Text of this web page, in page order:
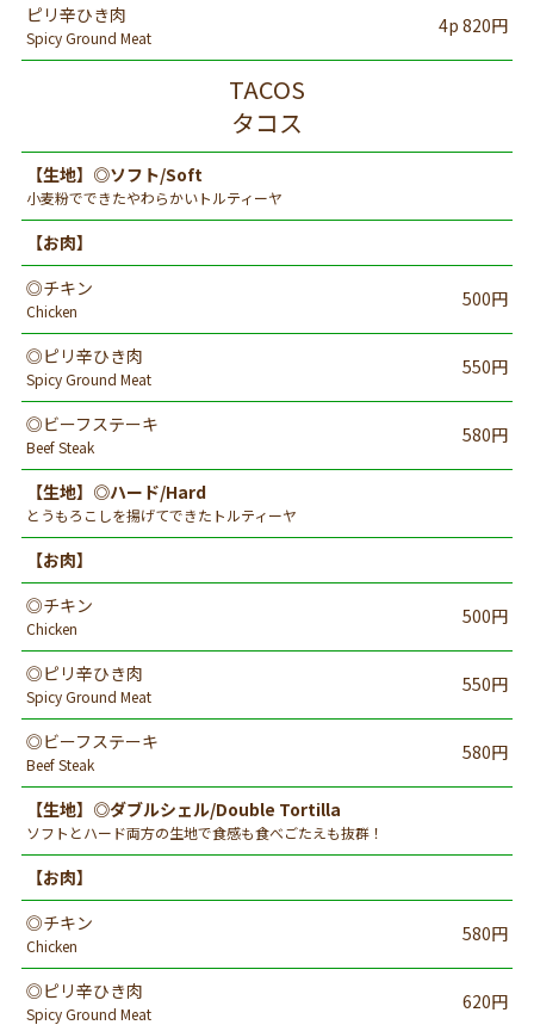
ピリ辛ひき肉
Spicy Ground Meat
4p 820円
TACOS
タコス
【生地】◎ソフト/Soft
小麦粉でできたやわらかいトルティーヤ
【お肉】
◎チキン
Chicken
500円
◎ピリ辛ひき肉
Spicy Ground Meat
550円
◎ビーフステーキ
Beef Steak
580円
【生地】◎ハード/Hard
とうもろこしを揚げてできたトルティーヤ
【お肉】
◎チキン
Chicken
500円
◎ピリ辛ひき肉
Spicy Ground Meat
550円
◎ビーフステーキ
Beef Steak
580円
【生地】◎ダブルシェル/Double Tortilla
ソフトとハード両方の生地で食感も食べごたえも抜群！
【お肉】
◎チキン
Chicken
580円
◎ピリ辛ひき肉
Spicy Ground Meat
620円